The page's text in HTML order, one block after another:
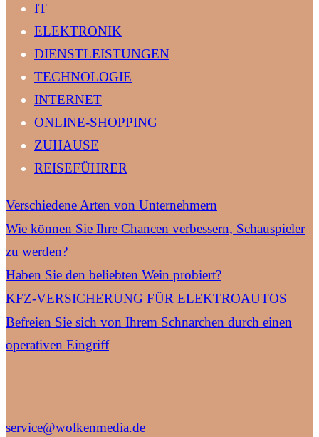
IT
ELEKTRONIK
DIENSTLEISTUNGEN
TECHNOLOGIE
INTERNET
ONLINE-SHOPPING
ZUHAUSE
REISEFÜHRER
Verschiedene Arten von Unternehmern
Wie können Sie Ihre Chancen verbessern, Schauspieler
zu werden?
Haben Sie den beliebten Wein probiert?
KFZ-VERSICHERUNG FÜR ELEKTROAUTOS
Befreien Sie sich von Ihrem Schnarchen durch einen
operativen Eingriff
service@wolkenmedia.de